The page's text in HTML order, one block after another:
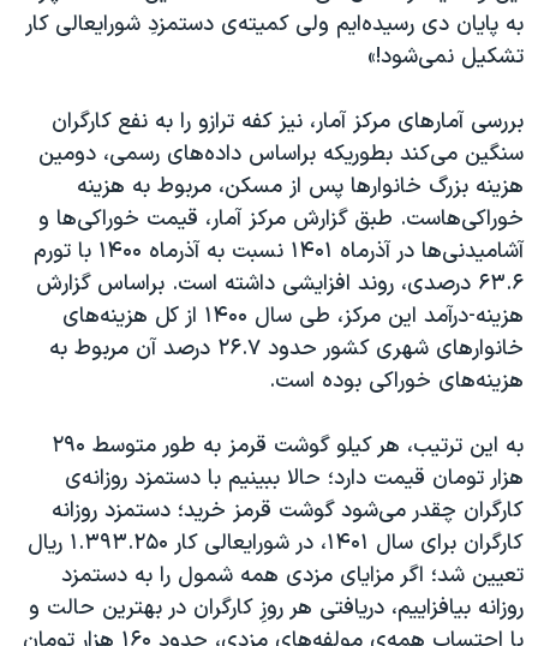
به پایان دی رسیده‌ایم ولی کمیته‌ی دستمزدِ شورایعالی کار
تشکیل نمی‌شود!»
بررسی آمارهای مرکز آمار، نیز کفه ترازو را به نفع کارگران
سنگین می‌کند بطوریکه براساس‌ داده‌های رسمی، دومین
هزینه بزرگ خانوارها پس از مسکن، مربوط به هزینه
خوراکی‌هاست. طبق گزارش مرکز آمار، قیمت خوراکی‌ها و
آشامیدنی‌ها در آذرماه ۱۴۰۱ نسبت به آذرماه ۱۴۰۰ با تورم
۶۳.۶ درصدی، روند افزایشی داشته است. براساس گزارش
هزینه-درآمد این مرکز، طی سال ۱۴۰۰ از کل هزینه‌های
خانوارهای شهری کشور حدود ۲۶.۷ درصد آن مربوط به
هزینه‌های خوراکی بوده است.
به این ترتیب، هر کیلو گوشت قرمز به طور متوسط ۲۹۰
هزار تومان قیمت دارد؛ حالا ببینیم با دستمزد روزانه‌ی
کارگران چقدر می‌شود گوشت قرمز خرید؛ دستمزد روزانه
کارگران برای سال ۱۴۰۱، در شورایعالی کار ۱.۳۹۳.۲۵۰ ریال
تعیین شد؛ اگر مزایای مزدی همه شمول را به دستمزد
روزانه بیافزاییم، دریافتی هر روزِ کارگران در بهترین حالت و